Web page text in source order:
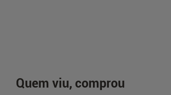
Quem viu, comprou